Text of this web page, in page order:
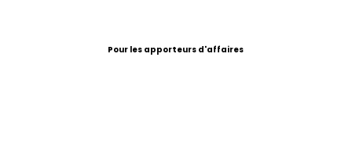
Pour les apporteurs d'affaires